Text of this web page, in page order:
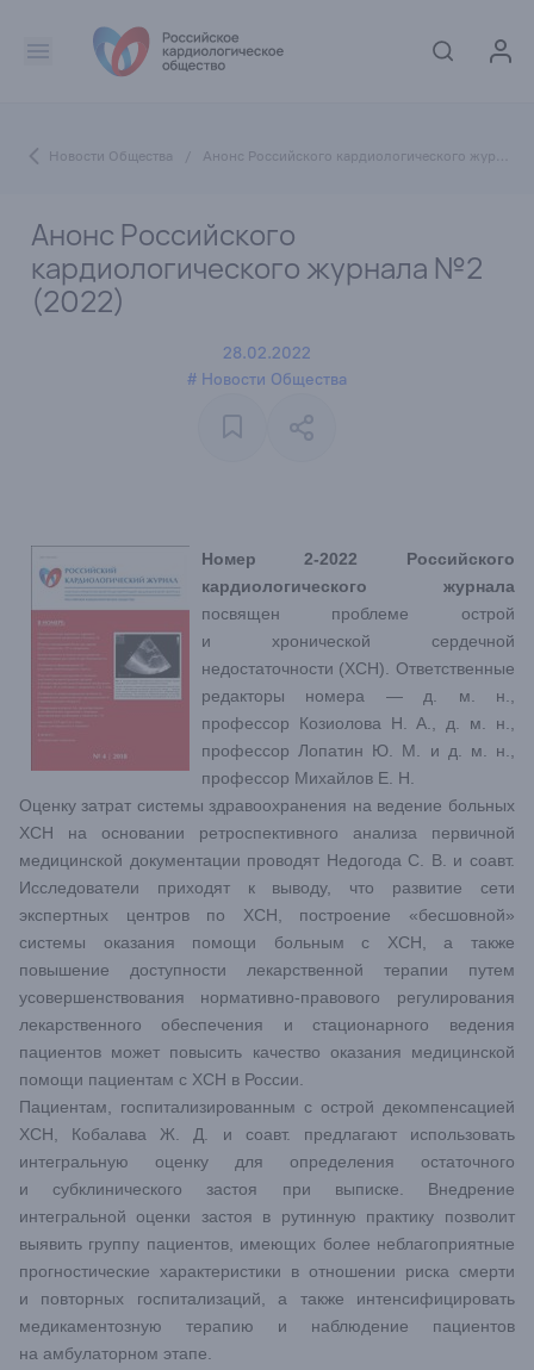
Новости Общества / Анонс Российского кардиологического журнала №2 (2022)
Анонс Российского
кардиологического журнала №2
(2022)
28.02.2022
# Новости Общества
Номер 2-2022 Российского
кардиологического журнала
посвящен проблеме острой
и хронической сердечной
недостаточности (ХСН). Ответственные
редакторы номера — д. м. н.,
профессор Козиолова Н. А., д. м. н.,
профессор Лопатин Ю. М. и д. м. н.,
профессор Михайлов Е. Н.
Оценку затрат системы здравоохранения на ведение больных
ХСН на основании ретроспективного анализа первичной
медицинской документации проводят Недогода С. В. и соавт.
Исследователи приходят к выводу, что развитие сети
экспертных центров по ХСН, построение «бесшовной»
системы оказания помощи больным с ХСН, а также
повышение доступности лекарственной терапии путем
усовершенствования нормативно-правового регулирования
лекарственного обеспечения и стационарного ведения
пациентов может повысить качество оказания медицинской
помощи пациентам с ХСН в России.
Пациентам, госпитализированным с острой декомпенсацией
ХСН, Кобалава Ж. Д. и соавт. предлагают использовать
интегральную оценку для определения остаточного
и субклинического застоя при выписке. Внедрение
интегральной оценки застоя в рутинную практику позволит
выявить группу пациентов, имеющих более неблагоприятные
прогностические характеристики в отношении риска смерти
и повторных госпитализаций, а также интенсифицировать
медикаментозную терапию и наблюдение пациентов
на амбулаторном этапе.